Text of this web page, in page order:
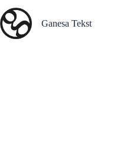
to
content
Ganesa Tekst